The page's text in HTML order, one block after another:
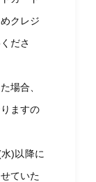
クレジ
ださ
場合、
ますの
)以降に
ていた